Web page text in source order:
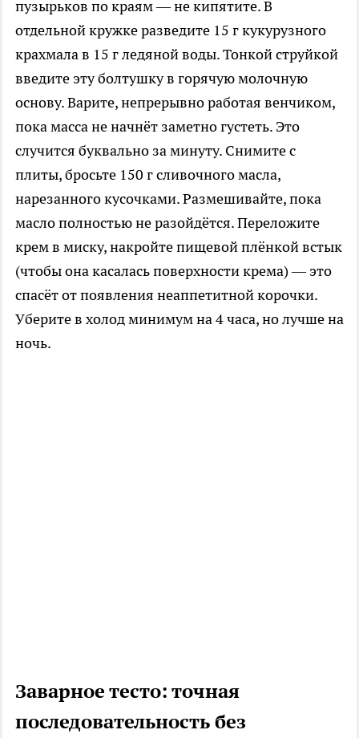
пузырьков по краям — не кипятите. В
отдельной кружке разведите 15 г кукурузного
крахмала в 15 г ледяной воды. Тонкой струйкой
введите эту болтушку в горячую молочную
основу. Варите, непрерывно работая венчиком,
пока масса не начнёт заметно густеть. Это
случится буквально за минуту. Снимите с
плиты, бросьте 150 г сливочного масла,
нарезанного кусочками. Размешивайте, пока
масло полностью не разойдётся. Переложите
крем в миску, накройте пищевой плёнкой встык
(чтобы она касалась поверхности крема) — это
спасёт от появления неаппетитной корочки.
Уберите в холод минимум на 4 часа, но лучше на
ночь.
Заварное тесто: точная
последовательность без